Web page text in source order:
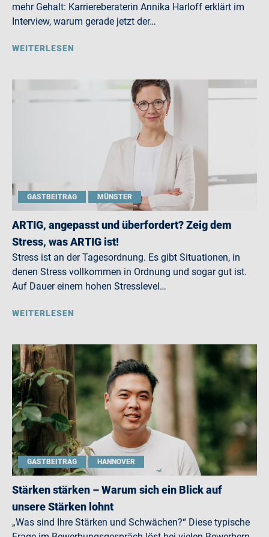
mehr Gehalt: Karriereberaterin Annika Harloff erklärt im
Interview, warum gerade jetzt der…
WEITERLESEN
GASTBEITRAG MÜNSTER
ARTIG, angepasst und überfordert? Zeig dem
Stress, was ARTIG ist!
Stress ist an der Tagesordnung. Es gibt Situationen, in
denen Stress vollkommen in Ordnung und sogar gut ist.
Auf Dauer einem hohen Stresslevel…
WEITERLESEN
GASTBEITRAG HANNOVER
Stärken stärken – Warum sich ein Blick auf
unsere Stärken lohnt
„Was sind Ihre Stärken und Schwächen?“ Diese typische